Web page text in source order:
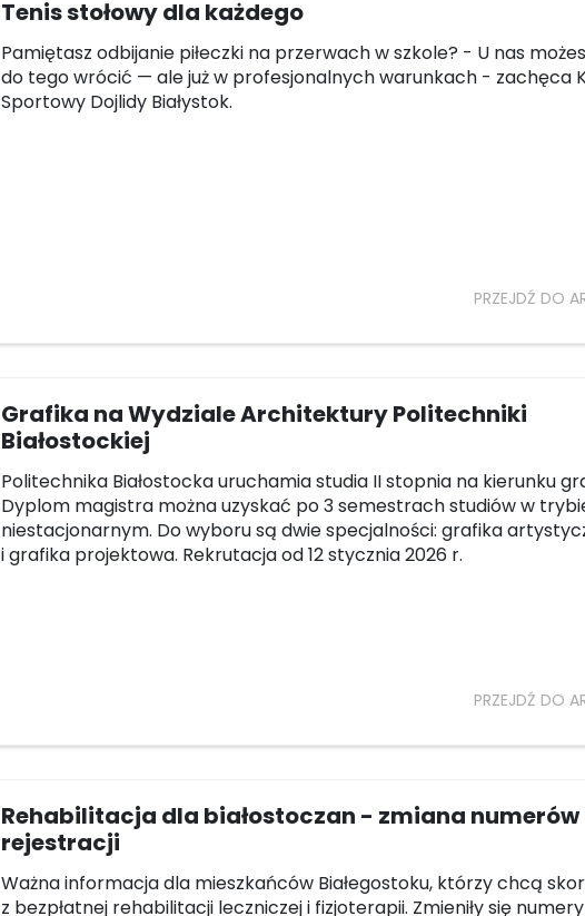
Tenis stołowy dla każdego
Pamiętasz odbijanie piłeczki na przerwach w szkole? - U nas
do tego wrócić — ale już w profesjonalnych warunkach - zachęca
Sportowy Dojlidy Białystok.
PRZEJDŹ DO
Grafika na Wydziale Architektury Politechniki
Białostockiej
Politechnika Białostocka uruchamia studia II stopnia na kierunku
Dyplom magistra można uzyskać po 3 semestrach studiów w
niestacjonarnym. Do wyboru są dwie specjalności: grafika
i grafika projektowa. Rekrutacja od 12 stycznia 2026 r.
PRZEJDŹ DO
Rehabilitacja dla białostoczan - zmiana numerów
rejestracji
Ważna informacja dla mieszkańców Białegostoku, którzy chcą
z bezpłatnej rehabilitacji leczniczej i fizjoterapii. Zmieniły się numery